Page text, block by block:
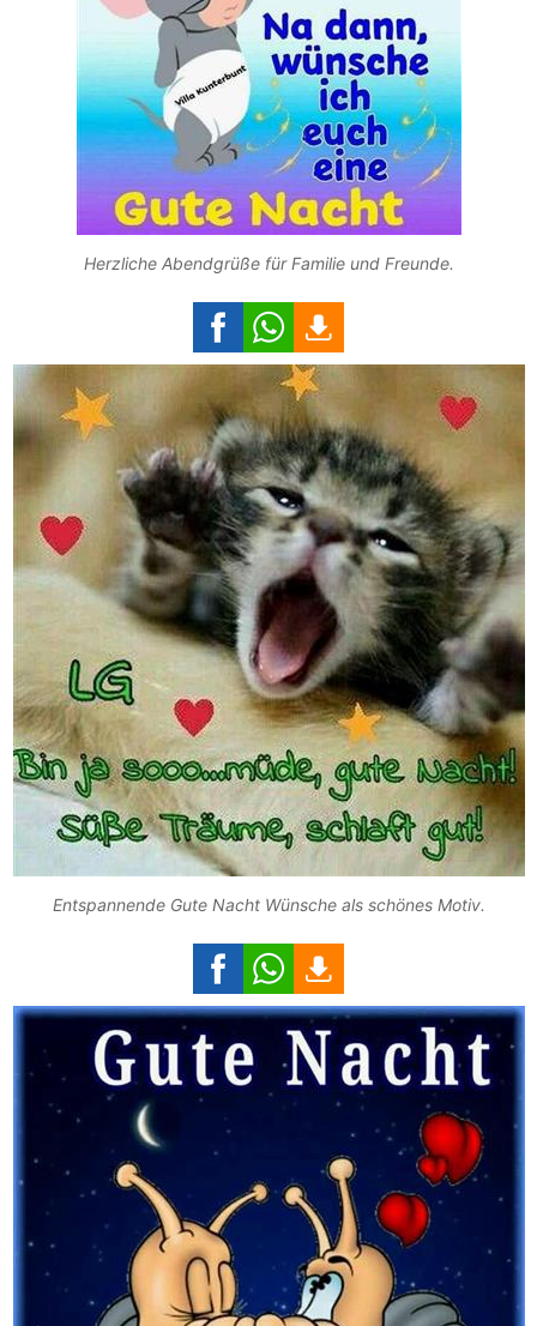
Herzliche Abendgrüße für Familie und Freunde.
Entspannende Gute Nacht Wünsche als schönes Motiv.